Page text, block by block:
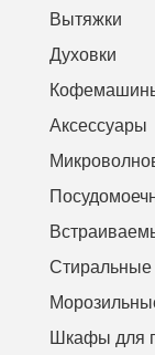
Вытяжки
Духовки
Аксессуары
Шкафы для